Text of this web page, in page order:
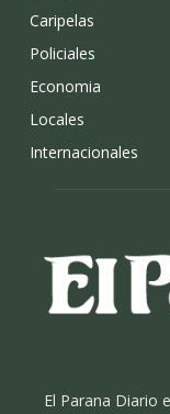
Caripelas
Policiales
Economia
Locales
Internacionales
El Parana Diario